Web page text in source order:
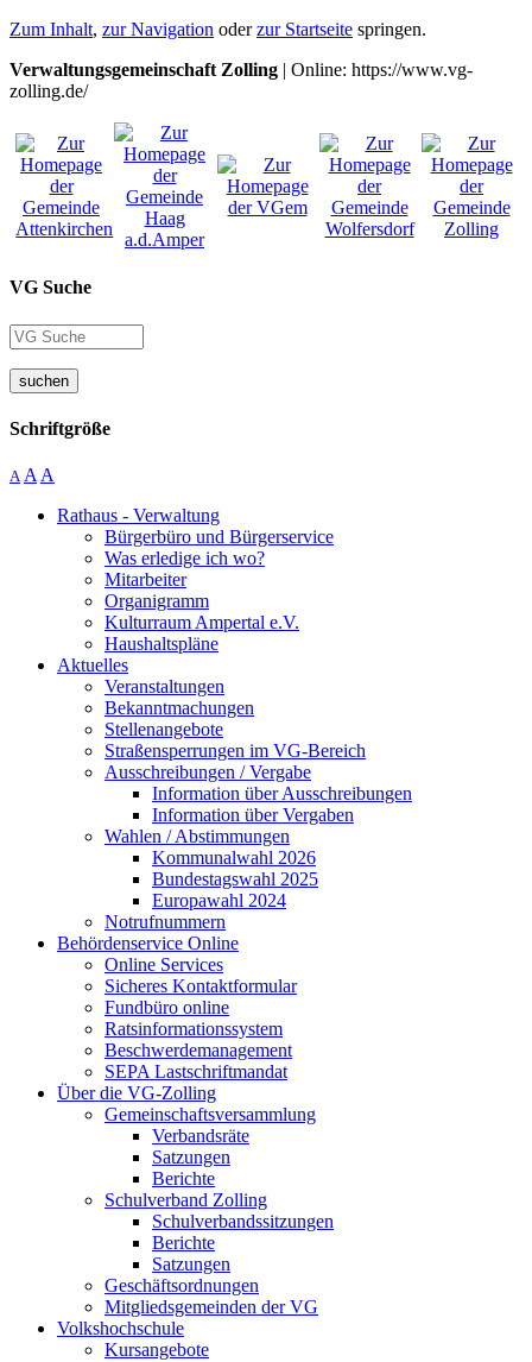
Zum Inhalt, zur Navigation oderzur Startseite springen.
Verwaltungsgemeinschaft Zolling | Online: https://www.vg-
zolling.de/
VG Suche
suchen
Schriftgröße
A A A
Rathaus - Verwaltung
Bürgerbüro und Bürgerservice
Was erledige ich wo?
Mitarbeiter
Organigramm
Kulturraum Ampertal e.V.
Haushaltspläne
Aktuelles
Veranstaltungen
Bekanntmachungen
Stellenangebote
Straßensperrungen im VG-Bereich
Ausschreibungen / Vergabe
Information über Ausschreibungen
Information über Vergaben
Wahlen / Abstimmungen
Kommunalwahl 2026
Bundestagswahl 2025
Europawahl 2024
Notrufnummern
Behördenservice Online
Online Services
Sicheres Kontaktformular
Fundbüro online
Ratsinformationssystem
Beschwerdemanagement
SEPA Lastschriftmandat
Über die VG-Zolling
Gemeinschaftsversammlung
Verbandsräte
Satzungen
Berichte
Schulverband Zolling
Schulverbandssitzungen
Berichte
Satzungen
Geschäftsordnungen
Mitgliedsgemeinden der VG
Volkshochschule
Kursangebote